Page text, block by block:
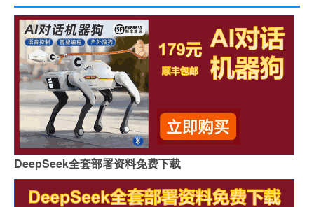
DeepSeek全套部署资料免费下载